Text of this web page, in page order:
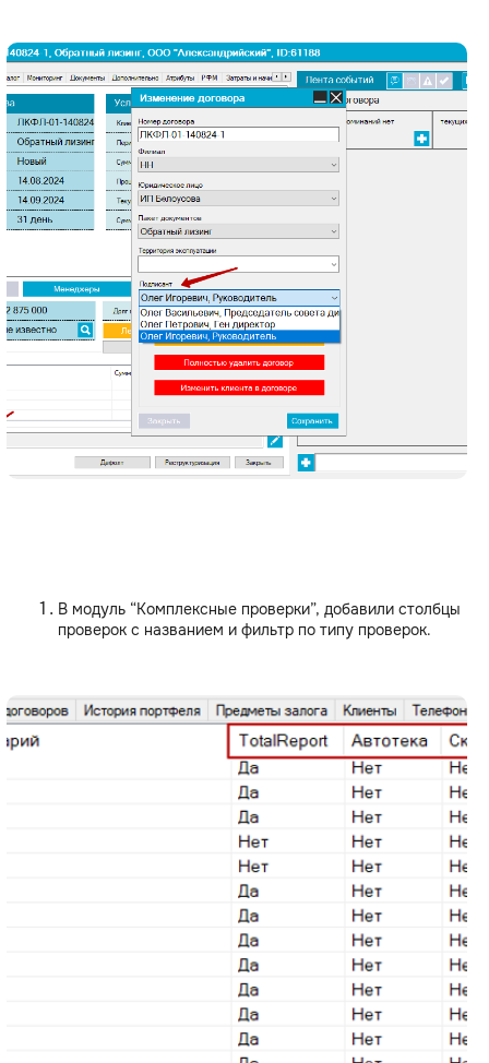
В модуль “Комплексные проверки”, добавили столбцы
проверок с названием и фильтр по типу проверок.